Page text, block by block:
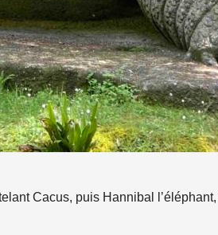
Cacus, puis Hannibal